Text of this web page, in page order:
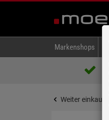
Markenshops
Weiter